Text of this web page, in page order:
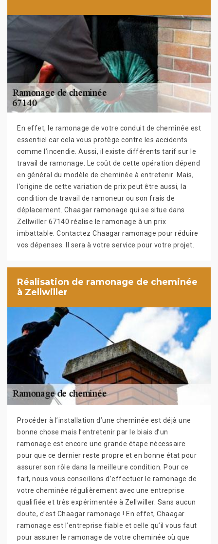
En effet, le ramonage de votre conduit de cheminée est
essentiel car cela vous protège contre les accidents
comme l’incendie. Aussi, il existe différents tarif sur le
travail de ramonage. Le coût de cette opération dépend
en général du modèle de cheminée à entretenir. Mais,
l’origine de cette variation de prix peut être aussi, la
condition de travail de ramoneur ou son frais de
déplacement. Chaagar ramonage qui se situe dans
Zellwiller 67140 réalise le ramonage à un prix
imbattable. Contactez Chaagar ramonage pour réduire
vos dépenses. Il sera à votre service pour votre projet.
Réalisation de ramonage de cheminée
à Zellwiller
Procéder à l’installation d’une cheminée est déjà une
bonne chose mais l’entretenir par le biais d’un
ramonage est encore une grande étape nécessaire
pour que ce dernier reste propre et en bonne état pour
assurer son rôle dans la meilleure condition. Pour ce
fait, nous vous conseillons d’effectuer le ramonage de
votre cheminée régulièrement avec une entreprise
qualifiée et très expérimentée à Zellwiller. Sans aucun
doute, c’est Chaagar ramonage ! En effet, Chaagar
ramonage est l’entreprise fiable et celle qu’il vous faut
pour assurer le ramonage de votre cheminée où que